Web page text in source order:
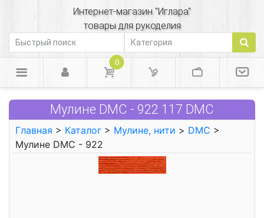
Интернет-магазин "Иглара"
товары для рукоделия
0
Мулине DMC - 922 117 DMC
Главная > Каталог > Мулине, нити > DMC >
Мулине DMC - 922